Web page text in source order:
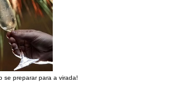
se preparar para a virada!